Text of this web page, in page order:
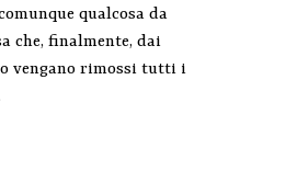
qualcosa da
che, finalmente, dai
vengano rimossi tutti i